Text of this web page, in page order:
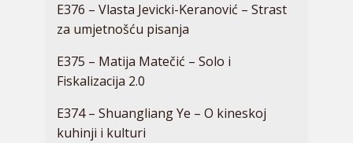
E376 – Vlasta Jevicki-Keranović – Strast
za umjetnošću pisanja
E375 – Matija Matečić – Solo i
Fiskalizacija 2.0
E374 – Shuangliang Ye – O kineskoj
kuhinji i kulturi